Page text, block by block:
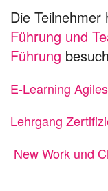
Die
Führung und
Führung
E-Learning
Lehrgang
New Work und